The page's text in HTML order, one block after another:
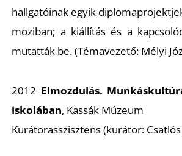
hallgatóinak egyik
moziban; a kiállítás és a
mutatták be. (Témavezető: Mélyi
2012 Elmozdulás.
iskolában, Kassák Múzeum
Kurátorasszisztens (kurátor: